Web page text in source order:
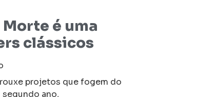
é uma
clássicos
projetos que fogem do
ano,